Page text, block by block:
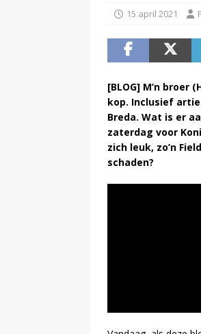
15 april 2021
[BLOG] M’n
kop. Inclusief
Breda. Wat is er
zaterdag voor
zich leuk, zo’n
schaden?